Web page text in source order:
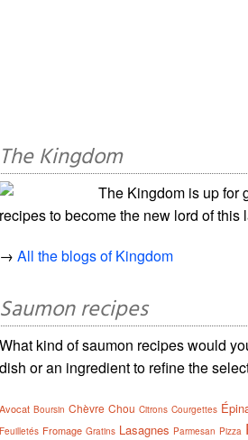
The Kingdom
The Kingdom is up for
recipes to become the new lord of this
→All the blogs of Kingdom
Saumon recipes
What kind of saumon recipes would
dish or an ingredient to refine the
Avocat Boursin Chèvre Chou Citrons Courgettes
Feuilletés Fromage Gratins Lasagnes Parmesan Pizza